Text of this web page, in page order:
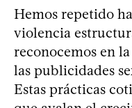
Hemos repetido
violencia
reconocemos en
las publicidades
Estas prácticas